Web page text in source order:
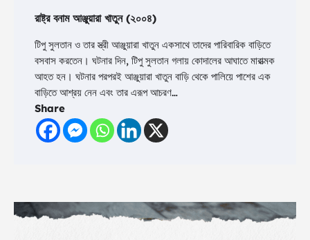
রাষ্ট্র বনাম আঞ্জুয়ারা খাতুন (২০০৪)
টিপু সুলতান ও তার স্ত্রী আঞ্জুয়ারা খাতুন একসাথে তাদের পারিবারিক বাড়িতে
বসবাস করতেন। ঘটনার দিন, টিপু সুলতান গলায় কোদালের আঘাতে মারাত্মক
আহত হন। ঘটনার পরপরই আঞ্জুয়ারা খাতুন বাড়ি থেকে পালিয়ে পাশের এক
বাড়িতে আশ্রয় নেন এবং তার এরূপ আচরণ…
Share